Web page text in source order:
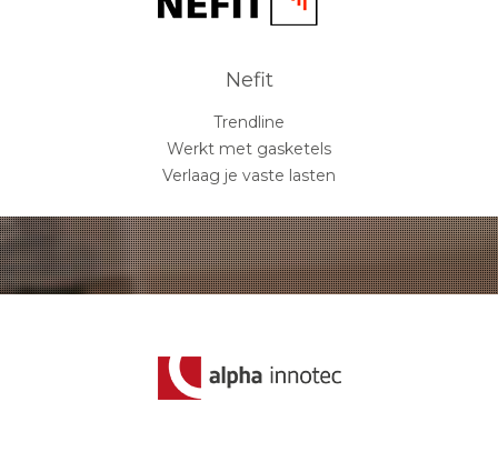
Nefit
Trendline
Werkt met gasketels
Verlaag je vaste lasten